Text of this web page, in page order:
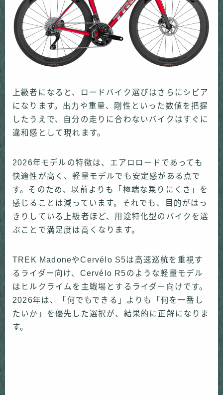
上級者になると、ロードバイク選びはさらにシビア
になります。出力や重量、剛性といった数値を把握
したうえで、自分の走りに合わないバイクはすぐに
違和感として現れます。
2026年モデルの特徴は、エアロロードであっても
快適性が高く、軽量モデルでも安定感がある点で
す。そのため、以前よりも「極端な乗りにくさ」を
感じることは減っています。それでも、目的がはっ
きりしている上級者ほど、用途特化型のバイクを選
ぶことで満足度は高くなります。
TREK MadoneやCervélo S5は高速巡航を重視す
るライダー向け、Cervélo R5のような軽量モデル
はヒルクライムを主戦場とするライダー向けです。
2026年は、「何でもできる」よりも「何を一番し
たいか」を優先した選択が、結果的に正解になりま
す。